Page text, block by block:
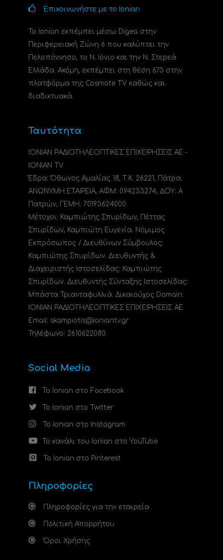
Επικοινωνήστε με το Ionian
Το Ionian εκπέμπει μέσω Digea στην
Περιφερειακή Ζώνη 6 που καλύπτει την
Πελοπόννησο, το N. Ιόνιο και την Ν. Στερεά
Ελλάδα. Ακόμη, εκπέμπει στη θέση 673 στην
πλατφόρμα της Cosmote TV καθώς και
διαδικτυακά.
Ταυτότητα
ΙΟΝΙΑΝ ΡΑΔΙΟΤΗΛΕΟΠΤΙΚΕΣ ΕΠΙΧΕΙΡΗΣΕΙΣ ΑΕ -
IONIAN TV
Έδρα: Όθωνος Αμαλίας 18, Τ.Κ. 26221, Πάτρα.
ΑΝΩΝΥΜΗ ΕΤΑΙΡΕΙΑ, ΑΦΜ: 094233274, ΔΟΥ: A
Πατρών, ΓΕΜΗ: 70193624000.
Μέτοχοι: Καμπιώτης Σπυρίδων, Πέττας
Σπυρίδων, Καμπιώτη Ευγενία. Νόμιμος
Εκπρόσωπος / Διευθύνων Σύμβουλος:
Καμπιώτης Σπυρίδων. Διευθυντής &
Διαχειριστής Ιστοσελίδας: Καμπιώτης
Σπυρίδων. Διευθυντής Σύνταξης Ιστοσελίδας:
Μπάστα Τριανταφυλλιά. Δικαιούχος Domain:
ΙΟΝΙΑΝ ΡΑΔΙΟΤΗΛΕΟΠΤΙΚΕΣ ΕΠΙΧΕΙΡΗΣΕΙΣ ΑΕ
Email: skampiotis@ioniantv.gr
Τηλέφωνο: 2610622080.
Social Media
Το Ionian στο Facebook
Το Ionian στο Twitter
Το Ionian στο Instagram
Το κανάλι του Ionian στο YouTube
Το Ionian στο Pinterest
Πληροφορίες
Πληροφορίες για την εταιρεία
Πολιτική Απορρήτου
Όροι Χρήσης